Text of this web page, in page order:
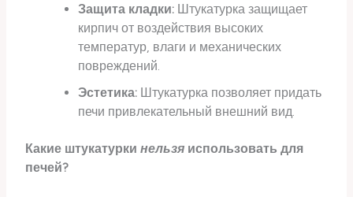
Защита кладки:Штукатурка защищает
кирпич от воздействия высоких
температур, влаги и механических
повреждений.
Эстетика:Штукатурка позволяет придать
печи привлекательный внешний вид.
Какие штукатуркинельзя использовать для
печей?